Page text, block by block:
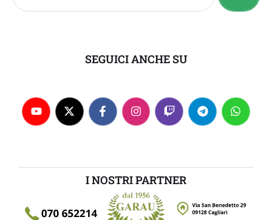
SEGUICI ANCHE SU
I NOSTRI PARTNER